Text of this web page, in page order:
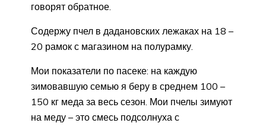
говорят обратное.
Содержу пчел в дадановских лежаках на 18 –
20 рамок с магазином на полурамку.
Мои показатели по пасеке: на каждую
зимовавшую семью я беру в среднем 100 –
150 кг меда за весь сезон. Мои пчелы зимуют
на меду – это смесь подсолнуха с